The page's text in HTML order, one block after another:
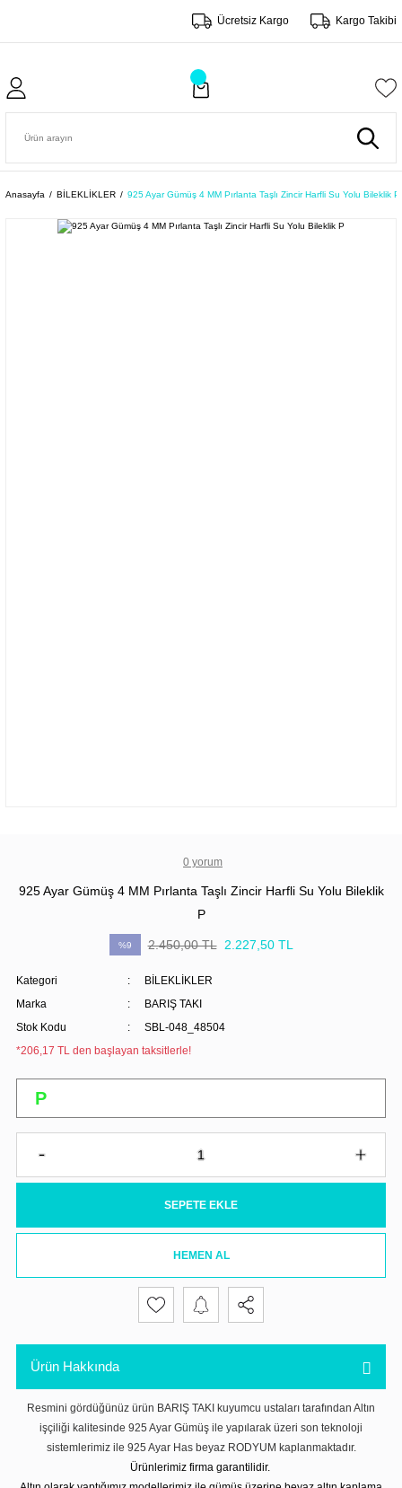
Ücretsiz Kargo Kargo Takibi
Anasayfa BİLEKLİKLER 925 Ayar Gümüş 4 MM Pırlanta Taşlı Zincir Harfli Su Yolu Bileklik P
0 yorum
925 Ayar Gümüş 4 MM Pırlanta Taşlı Zincir Harfli Su Yolu Bileklik
P
%9 2.450,00 TL 2.227,50 TL
Kategori
BİLEKLİKLER
Marka
BARIŞ TAKI
Stok Kodu
SBL-048_48504
*206,17 TL den başlayan taksitlerle!
SEPETE EKLE
HEMEN AL
Ürün Hakkında
Resmini gördüğünüz ürün BARIŞ TAKI kuyumcu ustaları tarafından Altın
işçiliği kalitesinde 925 Ayar Gümüş ile yapılarak üzeri son teknoloji
sistemlerimiz ile 925 Ayar Has beyaz RODYUM kaplanmaktadır.
Ürünlerimiz firma garantilidir.